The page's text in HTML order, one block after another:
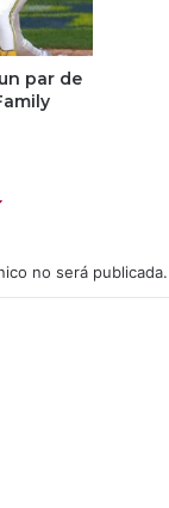
par de
no será publicada.